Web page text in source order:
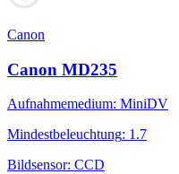
Canon
Canon MD235
Aufnahmemedium: MiniDV
Mindestbeleuchtung: 1.7
Bildsensor: CCD